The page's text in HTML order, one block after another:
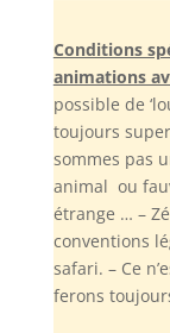
Conditions
animations
possible de
toujours
sommes pas
animal ou
étrange … –
conventions
safari. – Ce
ferons